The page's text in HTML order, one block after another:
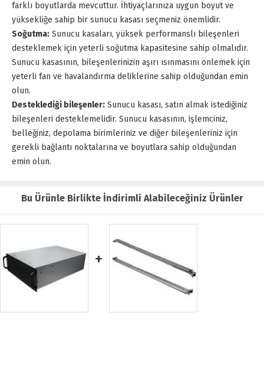
farklı boyutlarda mevcuttur. İhtiyaçlarınıza uygun boyut ve
yüksekliğe sahip bir sunucu kasası seçmeniz önemlidir.
Soğutma: Sunucu kasaları, yüksek performanslı bileşenleri
desteklemek için yeterli soğutma kapasitesine sahip olmalıdır.
Sunucu kasasının, bileşenlerinizin aşırı ısınmasını önlemek için
yeterli fan ve havalandırma deliklerine sahip olduğundan emin
olun.
Desteklediği bileşenler: Sunucu kasası, satın almak istediğiniz
bileşenleri desteklemelidir. Sunucu kasasının, işlemciniz,
belleğiniz, depolama birimleriniz ve diğer bileşenleriniz için
gerekli bağlantı noktalarına ve boyutlara sahip olduğundan
emin olun.
Bu Ürünle Birlikte İndirimli Alabileceğiniz Ürünler
+